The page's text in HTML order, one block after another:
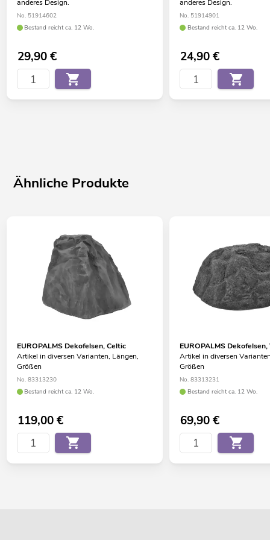
anderes Design.
No. 51914602
Bestand reicht ca. 12 Wo.
29,90€
anderes Design.
No. 51914901
Bestand reicht ca. 12 Wo.
24,90€
Ähnliche Produkte
EUROPALMS Dekofelsen, Celtic
Artikel in diversen Varianten, Längen,
Größen
No. 83313230
Bestand reicht ca. 12 Wo.
119,00€
EUROPALMS Dekofelsen,
Artikel in diversen
Größen
No. 83313231
Bestand reicht ca. 12 Wo.
69,90€